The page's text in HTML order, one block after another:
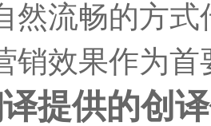
然流畅的方式
销效果作为首
提供的创